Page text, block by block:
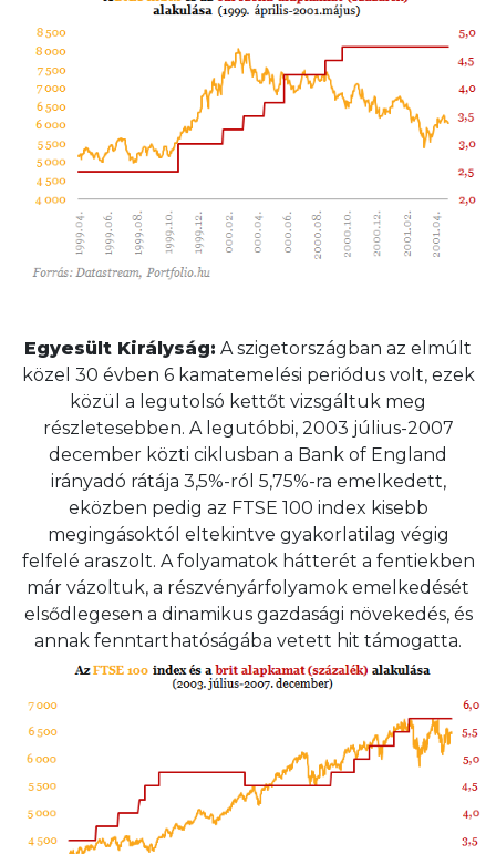
Egyesült Királyság: A szigetországban az elmúlt
közel 30 évben 6 kamatemelési periódus volt, ezek
közül a legutolsó kettőt vizsgáltuk meg
részletesebben. A legutóbbi, 2003 július-2007
december közti ciklusban a Bank of England
irányadó rátája 3,5%-ról 5,75%-ra emelkedett,
eközben pedig az FTSE 100 index kisebb
megingásoktól eltekintve gyakorlatilag végig
felfelé araszolt. A folyamatok hátterét a fentiekben
már vázoltuk, a részvényárfolyamok emelkedését
elsődlegesen a dinamikus gazdasági növekedés, és
annak fenntarthatóságába vetett hit támogatta.